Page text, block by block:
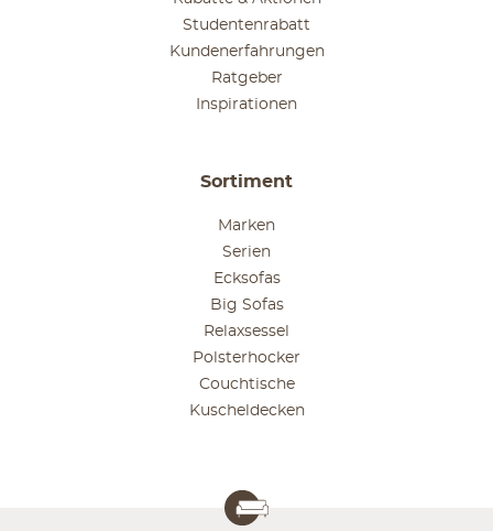
Studentenrabatt
Kundenerfahrungen
Ratgeber
Inspirationen
Sortiment
Marken
Serien
Ecksofas
Big Sofas
Relaxsessel
Polsterhocker
Couchtische
Kuscheldecken